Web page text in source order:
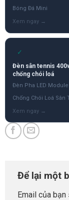
Bóng Đá Mini
✓
Đèn sân tennis
chống chói loá
Đèn Pha LED Module
Chống Chói Loá Sân
Để lại một
Email của